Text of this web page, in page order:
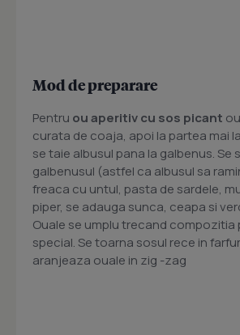
Mod de preparare
Pentru ou aperitiv cu sos picant
curata de coaja, apoi la partea mai
se taie albusul pana la galbenus. Se
galbenusul (astfel ca albusul sa
freaca cu untul, pasta de sardele,
piper, se adauga sunca, ceapa si
Ouale se umplu trecand compozitia
special. Se toarna sosul rece in
aranjeaza ouale in zig -zag